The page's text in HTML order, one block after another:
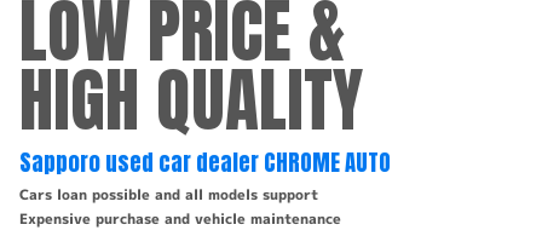
LOW PRICE &
HIGH QUALITY
Sapporo used car dealer CHROME AUTO
Cars loan possible and all models support
Expensive purchase and vehicle maintenance